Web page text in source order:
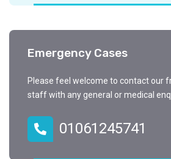
Emergency Cases
Please feel welcome to contact our
staff with any general or medical
01061245741